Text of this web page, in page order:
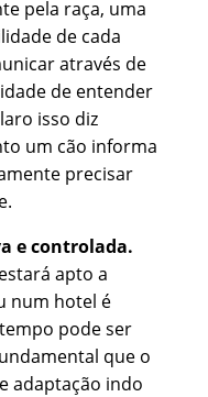
pela raça, uma
de cada
através de
de entender
isso diz
um cão informa
precisar
e controlada.
apto a
num hotel é
pode ser
que o
adaptação indo